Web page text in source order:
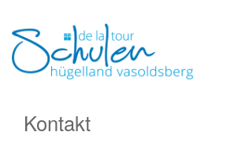
zum
Inhalt
Kontakt